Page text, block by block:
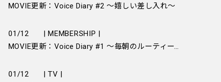
MOVIE更新：Voice Diary #2 ～嬉しい差し入れ～
01/12
| MEMBERSHIP |
MOVIE更新：Voice Diary #1 ～毎朝のルーティーン～
01/12
| TV |